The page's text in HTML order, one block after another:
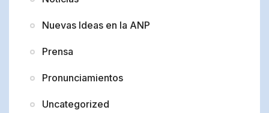
Nuevas Ideas en la ANP
Prensa
Pronunciamientos
Uncategorized